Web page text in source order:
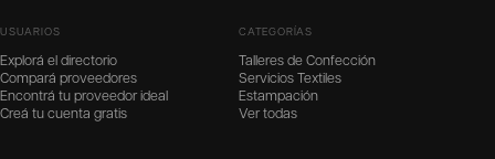
USUARIOS
Explorá el directorio
Compará proveedores
Encontrá tu proveedor ideal
Creá tu cuenta gratis
CATEGORÍAS
Talleres de Confección
Servicios Textiles
Estampación
Ver todas